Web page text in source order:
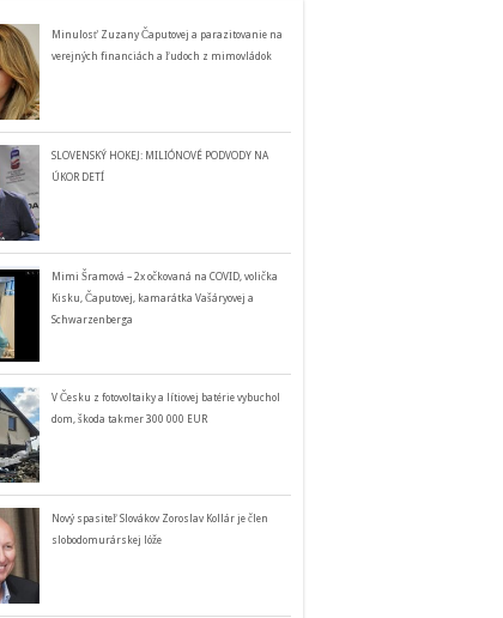
Minulosť Zuzany Čaputovej a parazitovanie na
verejných financiách a ľudoch z mimovládok
SLOVENSKÝ HOKEJ: MILIÓNOVÉ PODVODY NA
ÚKOR DETÍ
Mimi Šramová – 2x očkovaná na COVID, volička
Kisku, Čaputovej, kamarátka Vašáryovej a
Schwarzenberga
V Česku z fotovoltaiky a lítiovej batérie vybuchol
dom, škoda takmer 300 000 EUR
Nový spasiteľ Slovákov Zoroslav Kollár je člen
slobodomurárskej lóže